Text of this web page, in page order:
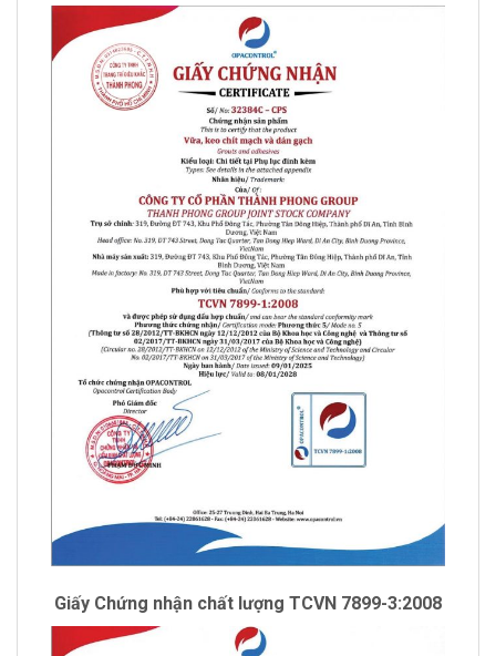
Giấy Chứng nhận chất lượng TCVN 7899-3:2008